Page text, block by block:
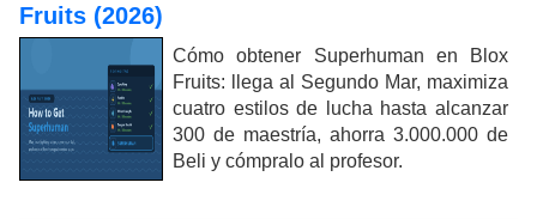
Fruits (2026)
Cómo obtener Superhuman en Blox
Fruits: llega al Segundo Mar, maximiza
cuatro estilos de lucha hasta alcanzar
300 de maestría, ahorra 3.000.000 de
Beli y cómpralo al profesor.